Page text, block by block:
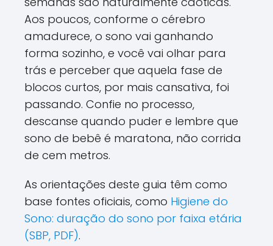
Aos poucos, conforme o cérebro
amadurece, o sono vai ganhando
forma sozinho, e você vai olhar para
trás e perceber que aquela fase de
blocos curtos, por mais cansativa, foi
passando. Confie no processo,
descanse quando puder e lembre que
sono de bebê é maratona, não corrida
de cem metros.
As orientações deste guia têm como
base fontes oficiais, como Higiene do
Sono: duração do sono por faixa etária
(SBP, PDF).